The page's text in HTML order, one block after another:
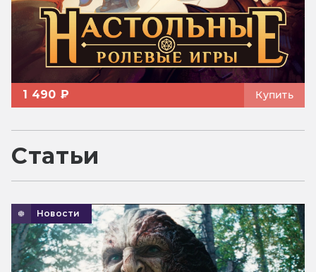
1 490 ₽ Купить
Статьи
Новости